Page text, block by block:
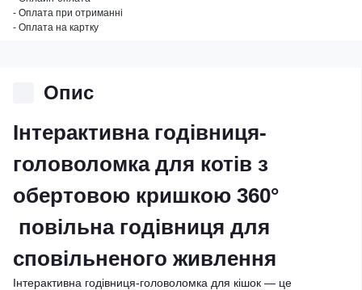
- Оплата при отриманні
- Оплата на картку
Опис
Інтерактивна годівниця-
головоломка для котів з
обертовою кришкою 360°
повільна годівниця для
сповільненого живлення
Інтерактивна годівниця-головоломка для кішок — це